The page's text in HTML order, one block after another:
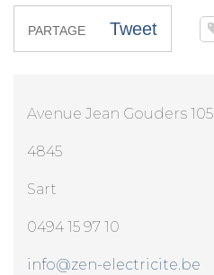
PARTAGE Tweet
Avenue Jean Gouders 105
4845
Sart
0494 15 97 10
info@zen-electricite.be